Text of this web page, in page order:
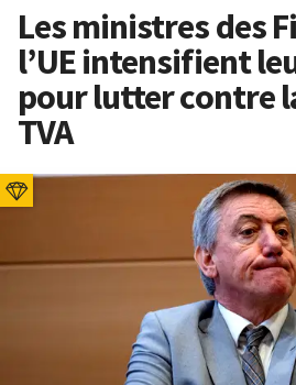
Les ministres des
l’UE intensifient
pour lutter contre
TVA